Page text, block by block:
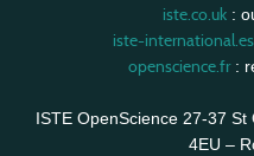
iste.co.uk :
iste-international.es
openscience.fr:
ISTE OpenScience 27-37 St
4EU –